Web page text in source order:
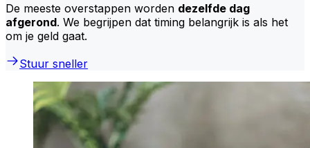
De meeste overstappen worden dezelfde dag
afgerond. We begrijpen dat timing belangrijk is als het
om je geld gaat.
Stuur sneller